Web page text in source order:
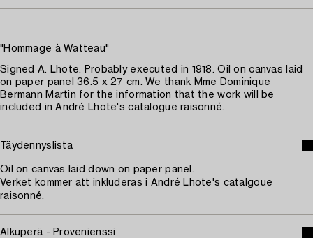
"Hommage à Watteau"
Signed A. Lhote. Probably executed in 1918. Oil on canvas laid
on paper panel 36.5 x 27 cm. We thank Mme Dominique
Bermann Martin for the information that the work will be
included in André Lhote's catalogue raisonné.
Täydennyslista
Oil on canvas laid down on paper panel.
Verket kommer att inkluderas i André Lhote's catalgoue
raisonné.
Alkuperä - Provenienssi